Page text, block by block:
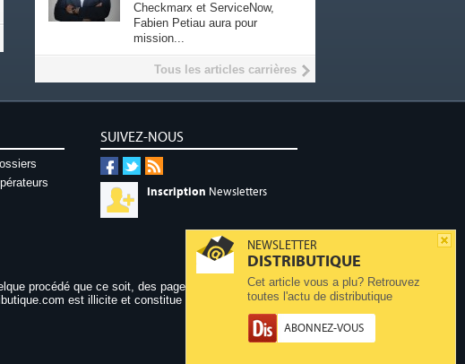
NEWSLETTER
DISTRIBUTIQUE
Cet article vous a plu? Retrouvez
toutes l'actu de distributique
ABONNEZ-VOUS
Checkmarx et ServiceNow,
Fabien Petiau aura pour
mission...
Tous les articles carrières
SUIVEZ-NOUS
Inscription Newsletters
procédé que ce soit, des pages publiées sur ce site,
est illicite et constitue une contrefaçon.